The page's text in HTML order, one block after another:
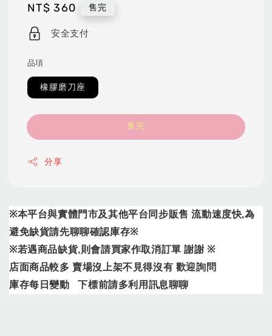
Regular
price
NT$ 360 售完
安全支付
品項
橡膠磨刀座
售完
分享
※本平台與實體門市及其他平台同步販售 流動速度快,為
避免缺貨請先聊聊確認庫存※
※若遇商品缺貨,則會請買家作取消訂單 謝謝 ※
店面商品較多 賣場沒上架不見得沒有 歡迎詢問
庫存每日變動
下標前請多利用訊息聊聊